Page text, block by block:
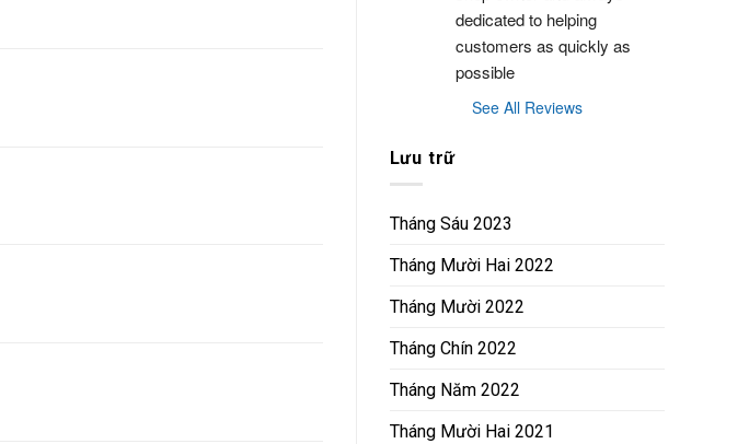
dedicated to helping
customers as quickly as
possible
See All Reviews
Lưu trữ
Tháng Sáu 2023
Tháng Mười Hai 2022
Tháng Mười 2022
Tháng Chín 2022
Tháng Năm 2022
Tháng Mười Hai 2021